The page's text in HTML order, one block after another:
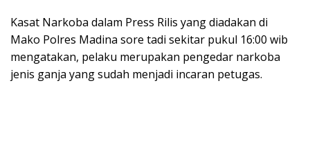
Kasat Narkoba dalam Press Rilis yang diadakan di
Mako Polres Madina sore tadi sekitar pukul 16:00 wib
mengatakan, pelaku merupakan pengedar narkoba
jenis ganja yang sudah menjadi incaran petugas.